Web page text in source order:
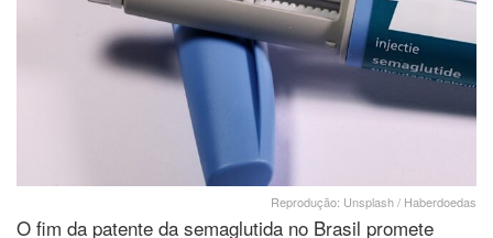
Reprodução: Unsplash / Haberdoedas
O fim da patente da semaglutida no Brasil promete